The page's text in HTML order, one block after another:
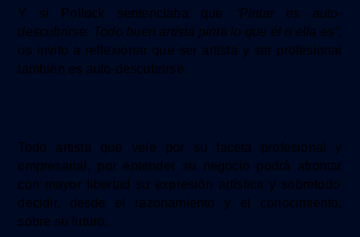
Y si Pollock sentenciaba que “Pintar es auto-
descubrirse. Todo buen artista pinta lo que él o ella es”,
os invito a reflexionar que ser artista y ser profesional
también es auto-descubrirse.
Todo artista que vele por su faceta profesionaly
empresarial, porentender su negocio podrá afrontar
con mayor libertad su expresión artísticay sobretodo
decidir, desde el razonamiento y el
conocimiento,
sobre su futuro.